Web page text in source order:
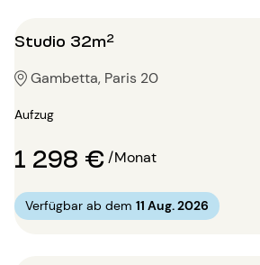
Studio 32m²
Gambetta, Paris 20
Aufzug
1 298 €/Monat
Verfügbar ab dem 11 Aug. 2026